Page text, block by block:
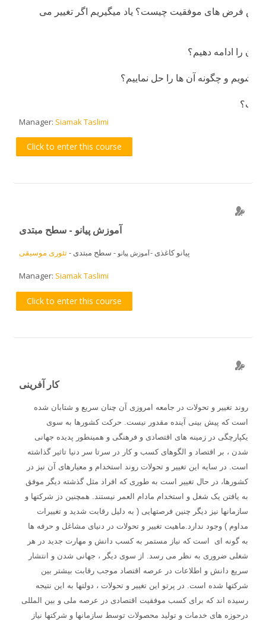
پیش فرض های موفقیت چیست؟ یاد میگیریم اگر تغییر می
آن را ادامه دهیم؟
شویم و چگونه آن ها را حل نماییم؟
چیست؟
Manager: Siamak Taslimi
Click to enter this course
آموزش پیانو - سطح مبتدی
پیانو کاغذی -آموزش پیانو - سطح مبتدی -تئوری موسیقی
Manager: Siamak Taslimi
Click to enter this course
کار آفرینی
روند تغییر و تحولات در جامعه امروزی آن چنان سریع و شتابان شده
است که پیش بینی آینده مقدور نیست. حرکت کشورها به سوی
یکپارچگی در زمینه های اقتصادی و فرهنگی و همینطور پدیده جهانی
شدن ، بر اقتصاد و الگوهای کسب و کار در سرتا سر دنیا تاثیر گذاشته
است. در سایه این تغییر و تحولات روند استخدام و معیارهای آن نیز در
کشورها، در حال تغییر است به طوری که افراد مثل گذشته دیگر موفق
به یافتن یک شغل و استخدام مادام العمر نیستند. همچنین دز شرکتها و
سازمانها نیز دیگر چنین فرصتهایی ( به دلیل رقابت شدید و تغییرات
مداوم ) وجود ندارد.ماهیت تغییر و تحولات در دنیای مشاغل و حرفه ها
به گونه ای است که نیاز مستمر به کسب دانش و مهارت جدید در هر
شغلی ضروری به نظر می رسد. از سوی دیگر ، جهانی شدن و انتشار
سریع دانش و اطلاعات در عرصه اقتصاد موجب رقابت بیشتر بین
شرکتها شده است. در پرتو این تغییر و تحولات ، دولتها به این نتیجه
رسیده اند که برای کسب موفقیت اقتصادی در عرصه ملی و بین المللی
درحوزه های خدمات و تولید محصولات توسط سازمانها و شرکتها نیاز